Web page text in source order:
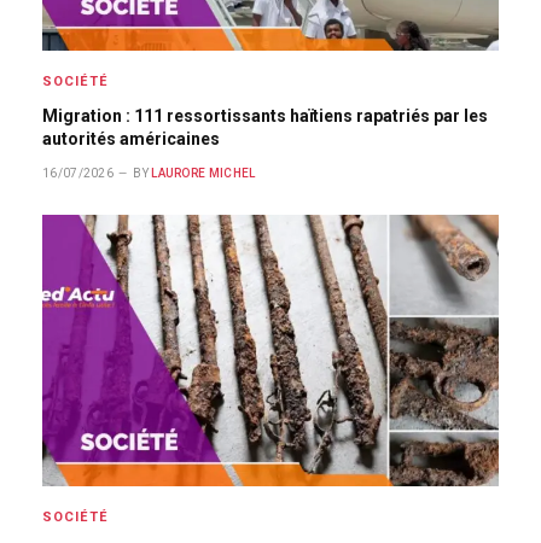
SOCIÉTÉ
Migration : 111 ressortissants haïtiens rapatriés par les
autorités américaines
16/07/2026 BY LAURORE MICHEL
SOCIÉTÉ